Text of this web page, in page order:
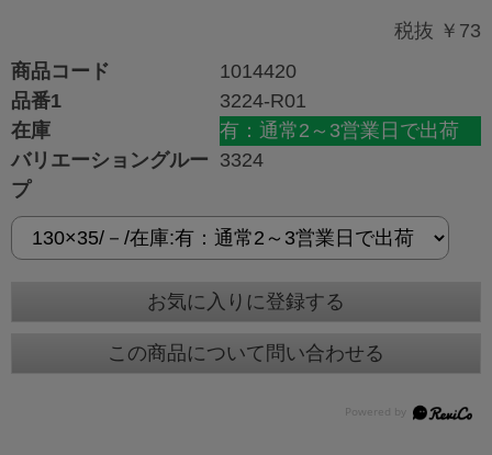
税抜 ￥73
商品コード
1014420
品番1
3224-R01
在庫
有：通常2～3営業日で出荷
バリエーショングルー
プ
3324
お気に入りに登録する
この商品について問い合わせる